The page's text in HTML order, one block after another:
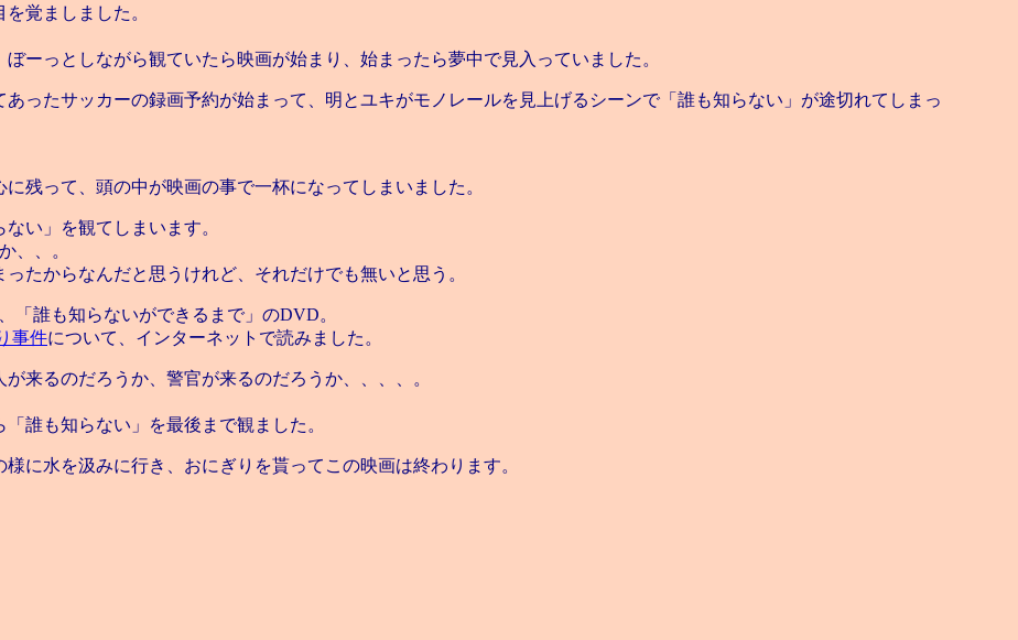
覚ましました。
ーっとしながら観ていたら映画が始まり、始まったら夢中で見入っていました。
ったサッカーの録画予約が始まって、明とユキがモノレールを見上げるシーンで「誰も知らない」が途切れてしまっ
残って、頭の中が映画の事で一杯になってしまいました。
い」を観てしまいます。
、、。
たからなんだと思うけれど、それだけでも無いと思う。
「誰も知らないができるまで」のDVD。
事件について、インターネットで読みました。
来るのだろうか、警官が来るのだろうか、、、、。
誰も知らない」を最後まで観ました。
に水を汲みに行き、おにぎりを貰ってこの映画は終わります。